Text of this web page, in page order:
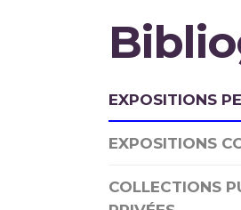
EXPOSITIONS
EXPOSITIONS
COLLECTIONS